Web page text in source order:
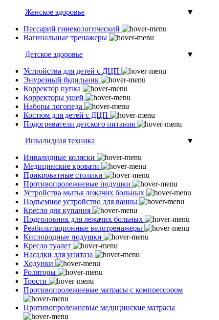
Женское здоровье
▼
Пессарий гинекологический
Вагинальные тренажеры
Детское здоровье
▼
Устройства для детей с ДЦП
Энурезный будильник
Корректор пупка
Корректоры ушей
Наборы логопеда
Костюм для детей с ДЦП
Подогреватели детского питания
Инвалидная техника
▼
Инвалидные коляски
Медицинские кровати
Прикроватные столики
Противопролежневые подушки
Устройства мытья лежачих больных
Подъемное устройство для ванны
Кресло для купания
Подголовник для лежачих больных
Реабилитационные велотренажеры
Кислородные подушки
Кресло туалет
Насадки для унитаза
Ходунки
Роляторы
Трости
Противопролежневые матрасы с компрессором
Противопролежневые медицинские матрасы